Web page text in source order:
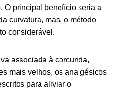
O principal benefício seria a
curvatura, mas, o método
considerável.
associada à corcunda,
mais velhos, os analgésicos
para aliviar o